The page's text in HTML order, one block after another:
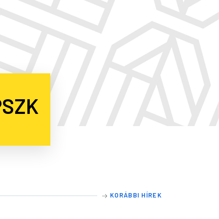
KORÁBBI HÍREK